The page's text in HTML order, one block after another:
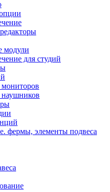
модули
для студий
наушников
фермы, элементы подвеса